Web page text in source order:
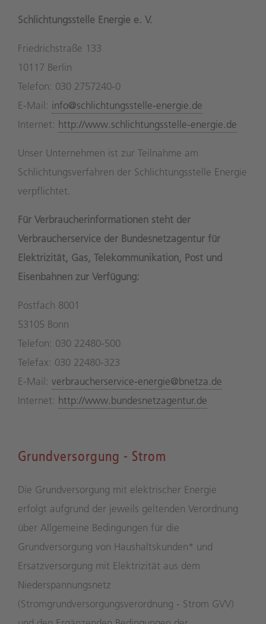
Schlichtungsstelle Energie e. V.
Friedrichstraße 133
10117 Berlin
Telefon: 030 2757240-0
E-Mail: info@schlichtungsstelle-energie.de
Internet: http://www.schlichtungsstelle-energie.de
Unser Unternehmen ist zur Teilnahme am
Schlichtungsverfahren der Schlichtungsstelle Energie
verpflichtet.
Für Verbraucherinformationen steht der
Verbraucherservice der Bundesnetzagentur für
Elektrizität, Gas, Telekommunikation, Post und
Eisenbahnen zur Verfügung:
Postfach 8001
53105 Bonn
Telefon: 030 22480-500
Telefax: 030 22480-323
E-Mail: verbraucherservice-energie@bnetza.de
Internet: http://www.bundesnetzagentur.de
Grundversorgung - Strom
Die Grundversorgung mit elektrischer Energie
erfolgt aufgrund der jeweils geltenden Verordnung
über Allgemeine Bedingungen für die
Grundversorgung von Haushaltskunden* und
Ersatzversorgung mit Elektrizität aus dem
Niederspannungsnetz
(Stromgrundversorgungsverordnung - Strom GVV)